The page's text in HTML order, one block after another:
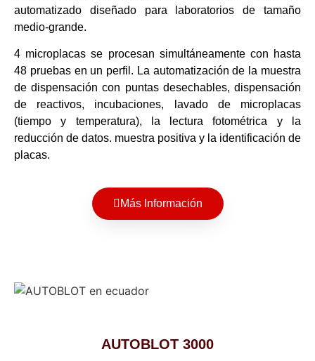
automatizado diseñado para laboratorios de tamaño
medio-grande.
4 microplacas se procesan simultáneamente con hasta
48 pruebas en un perfil. La automatización de la muestra
de dispensación con puntas desechables, dispensación
de reactivos, incubaciones, lavado de microplacas
(tiempo y temperatura), la lectura fotométrica y la
reducción de datos. muestra positiva y la identificación de
placas.
Más Información
AUTOBLOT 3000